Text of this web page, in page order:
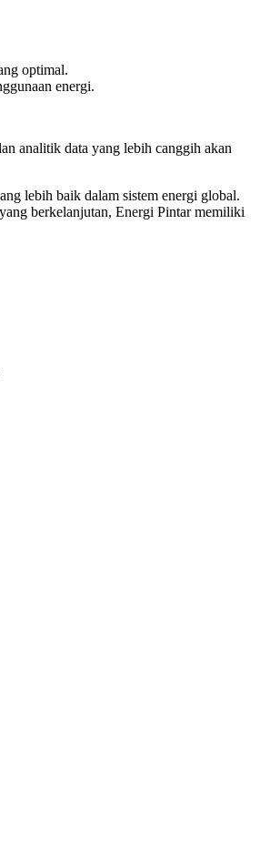
optimal.
energi.
analitik data yang lebih canggih akan
lebih baik dalam sistem energi global.
berkelanjutan, Energi Pintar memiliki